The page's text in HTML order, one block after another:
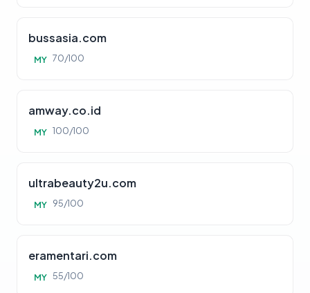
bussasia.com
MY 70/100
amway.co.id
MY 100/100
ultrabeauty2u.com
MY 95/100
eramentari.com
MY 55/100